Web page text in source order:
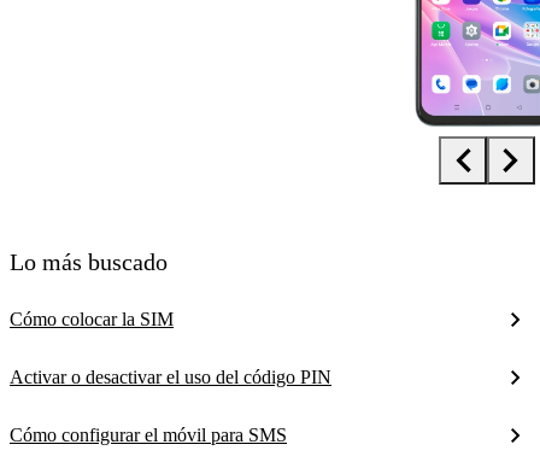
Lo más buscado
Cómo colocar la SIM
Activar o desactivar el uso del código PIN
Cómo configurar el móvil para SMS